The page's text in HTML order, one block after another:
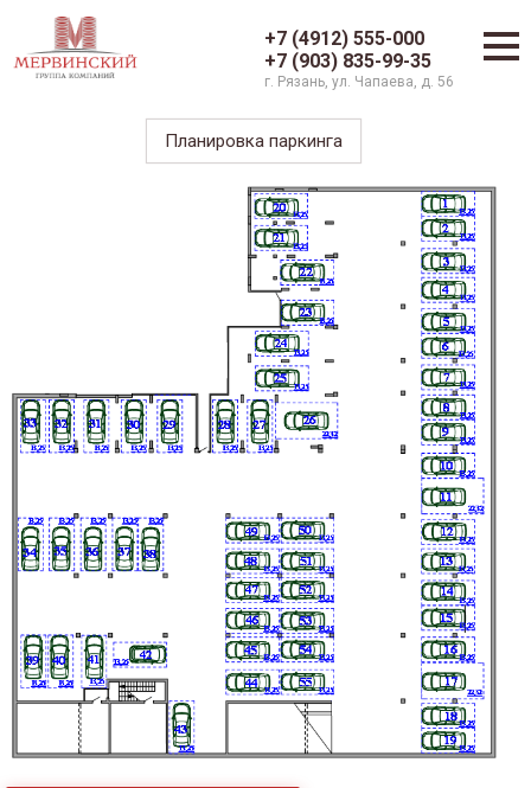
+7 (4912) 555-000
+7 (903) 835-99-35
г. Рязань, ул. Чапаева, д. 56
Планировка паркинга